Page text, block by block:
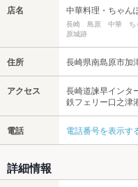
店名 中華料理・ちゃ
長崎 島原 中華 ち
原城跡
住所 長崎県南島原市加
アクセス
長崎道諫早インタ
鉄フェリー口之津
電話 電話番号を表示す
詳細情報